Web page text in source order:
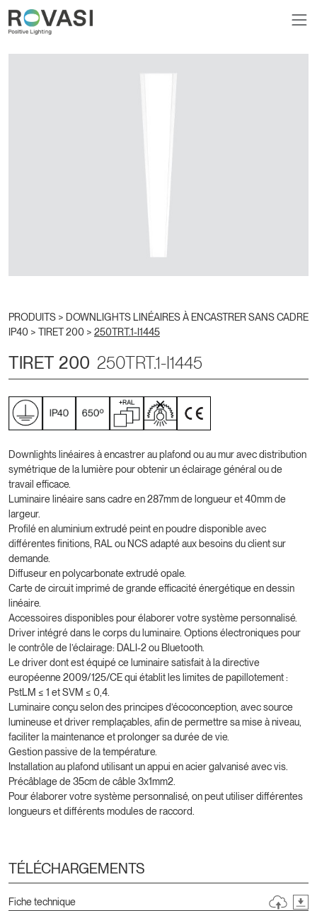
PRODUITS > DOWNLIGHTS LINÉAIRES À ENCASTRER SANS CADRE
IP40 > TIRET 200 > 250TRT.1-I1445
TIRET 200 250TRT.1-I1445
Downlights linéaires à encastrer au plafond ou au mur avec distribution
symétrique de la lumière pour obtenir un éclairage général ou de
travail efficace.
Luminaire linéaire sans cadre en 287mm de longueur et 40mm de
largeur.
Profilé en aluminium extrudé peint en poudre disponible avec
différentes finitions, RAL ou NCS adapté aux besoins du client sur
demande.
Diffuseur en polycarbonate extrudé opale.
Carte de circuit imprimé de grande efficacité énergétique en dessin
linéaire.
Accessoires disponibles pour élaborer votre système personnalisé.
Driver intégré dans le corps du luminaire. Options électroniques pour
le contrôle de l’éclairage: DALI-2 ou Bluetooth.
Le driver dont est équipé ce luminaire satisfait à la directive
européenne 2009/125/CE qui établit les limites de papillotement :
PstLM ≤ 1 et SVM ≤ 0,4.
Luminaire conçu selon des principes d’écoconception, avec source
lumineuse et driver remplaçables, afin de permettre sa mise à niveau,
faciliter la maintenance et prolonger sa durée de vie.
Gestion passive de la température.
Installation au plafond utilisant un appui en acier galvanisé avec vis.
Précâblage de 35cm de câble 3x1mm2.
Pour élaborer votre système personnalisé, on peut utiliser différentes
longueurs et différents modules de raccord.
TÉLÉCHARGEMENTS
Fiche technique